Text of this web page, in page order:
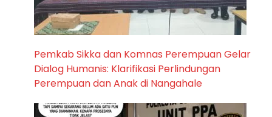
Pemkab Sikka dan Komnas Perempuan Gelar
Dialog Humanis: Klarifikasi Perlindungan
Perempuan dan Anak di Nangahale